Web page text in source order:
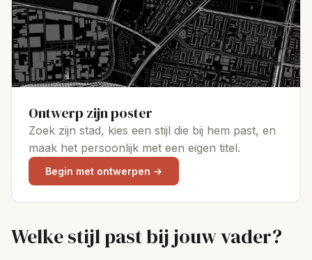
Ontwerp zijn poster
Zoek zijn stad, kies een stijl die bij hem past, en
maak het persoonlijk met een eigen titel.
Begin met ontwerpen →
Welke stijl past bij jouw vader?